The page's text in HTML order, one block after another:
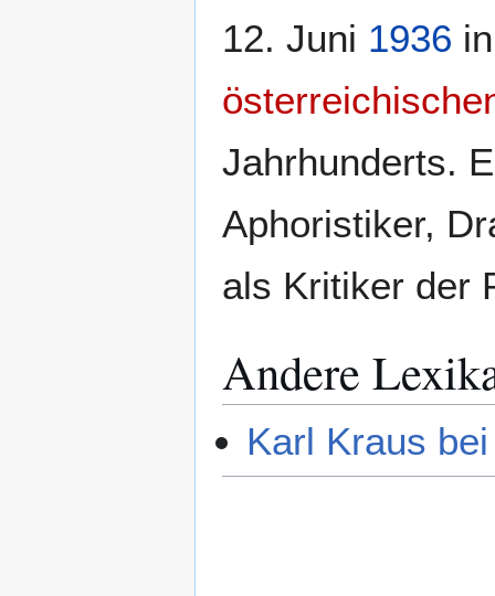
12. Juni 1936
Jahrhunderts.
Aphoristiker,
als Kritiker der
Andere
Karl Kraus